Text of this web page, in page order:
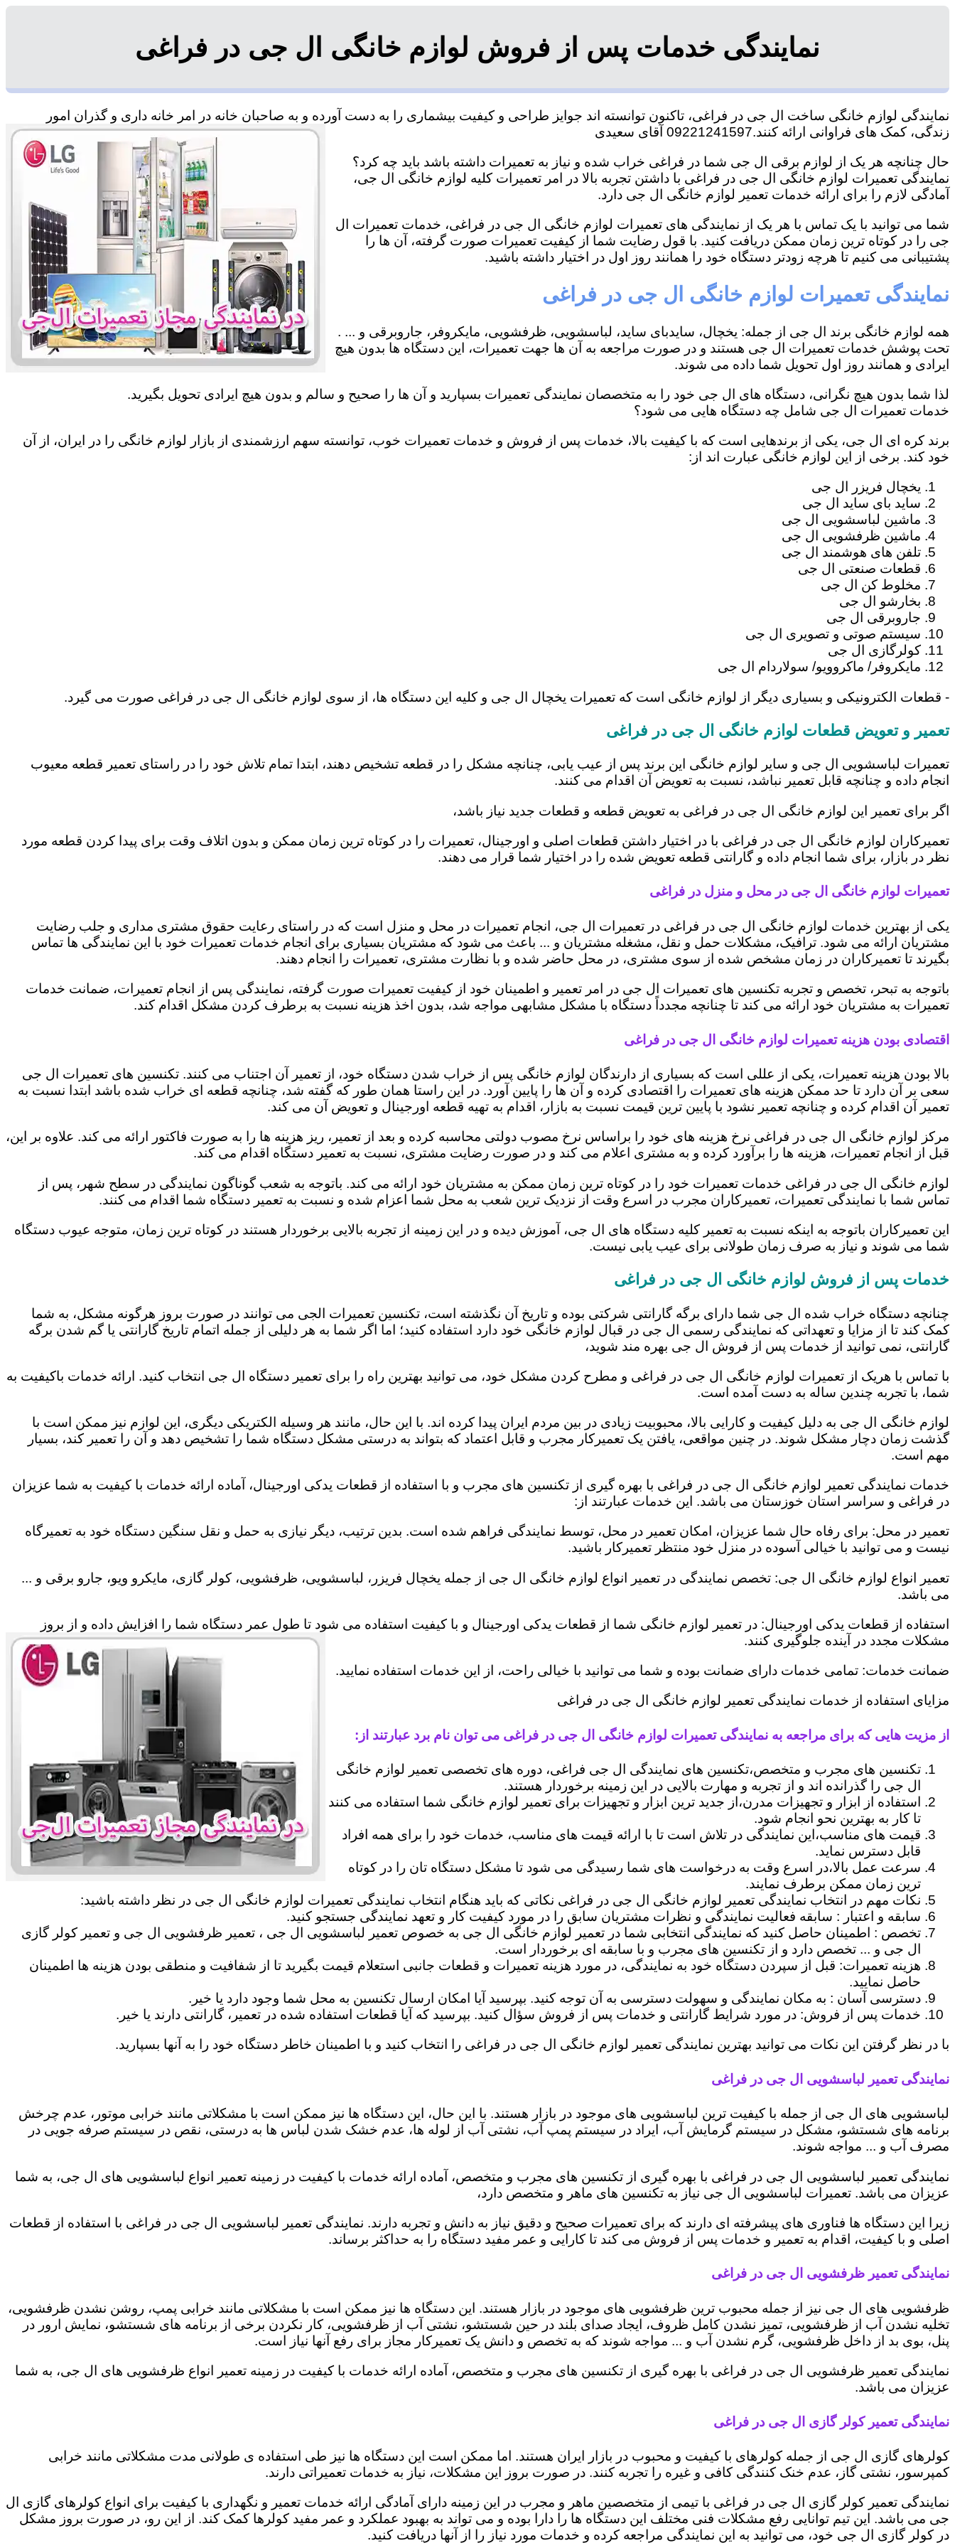
نمایندگی خدمات پس از فروش لوازم خانگی ال جی در فراغی
نمایندگی لوازم خانگی ساخت ال جی در فراغی، تاکنون توانسته اند جوایز طراحی و کیفیت بیشماری را به دست آورده و به صاحبان خانه در امر خانه داری و گذران امور
زندگی، کمک های فراوانی ارائه کنند.09221241597 آقای سعیدی
حال چنانچه هر یک از لوازم برقی ال جی شما در فراغی خراب شده و نیاز به تعمیرات داشته باشد باید چه کرد؟
نمایندگی تعمیرات لوازم خانگی ال جی در فراغی با داشتن تجربه بالا در امر تعمیرات کلیه لوازم خانگی ال جی،
آمادگی لازم را برای ارائه خدمات تعمیر لوازم خانگی ال جی دارد.
شما می توانید با یک تماس با هر یک از نمایندگی های تعمیرات لوازم خانگی ال جی در فراغی، خدمات تعمیرات ال
جی را در کوتاه ترین زمان ممکن دریافت کنید. با قول رضایت شما از کیفیت تعمیرات صورت گرفته، آن ها را
پشتیبانی می کنیم تا هرچه زودتر دستگاه خود را همانند روز اول در اختیار داشته باشید.
نمایندگی تعمیرات لوازم خانگی ال جی در فراغی
همه لوازم خانگی برند ال جی از جمله: یخچال، سایدبای ساید، لباسشویی، ظرفشویی، مایکروفر، جاروبرقی و ... .
تحت پوشش خدمات تعمیرات ال جی هستند و در صورت مراجعه به آن ها جهت تعمیرات، این دستگاه ها بدون هیچ
ایرادی و همانند روز اول تحویل شما داده می شوند.
لذا شما بدون هیچ نگرانی، دستگاه های ال جی خود را به متخصصان نمایندگی تعمیرات بسپارید و آن ها را صحیح و سالم و بدون هیچ ایرادی تحویل بگیرید.
خدمات تعمیرات ال جی شامل چه دستگاه هایی می شود؟
برند کره ای ال جی، یکی از برندهایی است که با کیفیت بالا، خدمات پس از فروش و خدمات تعمیرات خوب، توانسته سهم ارزشمندی از بازار لوازم خانگی را در ایران، از آن
خود کند. برخی از این لوازم خانگی عبارت اند از:
یخچال فریزر ال جی
ساید بای ساید ال جی
ماشین لباسشویی ال جی
ماشین ظرفشویی ال جی
تلفن های هوشمند ال جی
قطعات صنعتی ال جی
مخلوط کن ال جی
بخارشو ال جی
جاروبرقی ال جی
سیستم صوتی و تصویری ال جی
کولرگازی ال جی
مایکروفر/ ماکروویو/ سولاردام ال جی
- قطعات الکترونیکی و بسیاری دیگر از لوازم خانگی است که تعمیرات یخچال ال جی و کلیه این دستگاه ها، از سوی لوازم خانگی ال جی در فراغی صورت می گیرد.
تعمیر و تعویض قطعات لوازم خانگی ال جی در فراغی
تعمیرات لباسشویی ال جی و سایر لوازم خانگی این برند پس از عیب یابی، چنانچه مشکل را در قطعه تشخیص دهند، ابتدا تمام تلاش خود را در راستای تعمیر قطعه معیوب
انجام داده و چنانچه قابل تعمیر نباشد، نسبت به تعویض آن اقدام می کنند.
اگر برای تعمیر این لوازم خانگی ال جی در فراغی به تعویض قطعه و قطعات جدید نیاز باشد،
تعمیرکاران لوازم خانگی ال جی در فراغی با در اختیار داشتن قطعات اصلی و اورجینال، تعمیرات را در کوتاه ترین زمان ممکن و بدون اتلاف وقت برای پیدا کردن قطعه مورد
نظر در بازار، برای شما انجام داده و گارانتی قطعه تعویض شده را در اختیار شما قرار می دهند.
تعمیرات لوازم خانگی ال جی در محل و منزل در فراغی
یکی از بهترین خدمات لوازم خانگی ال جی در فراغی در تعمیرات ال جی، انجام تعمیرات در محل و منزل است که در راستای رعایت حقوق مشتری مداری و جلب رضایت
مشتریان ارائه می شود. ترافیک، مشکلات حمل و نقل، مشغله مشتریان و ... باعث می شود که مشتریان بسیاری برای انجام خدمات تعمیرات خود با این نمایندگی ها تماس
بگیرند تا تعمیرکاران در زمان مشخص شده از سوی مشتری، در محل حاضر شده و با نظارت مشتری، تعمیرات را انجام دهند.
باتوجه به تبحر، تخصص و تجربه تکنسین های تعمیرات ال جی در امر تعمیر و اطمینان خود از کیفیت تعمیرات صورت گرفته، نمایندگی پس از انجام تعمیرات، ضمانت خدمات
تعمیرات به مشتریان خود ارائه می کند تا چنانچه مجدداً دستگاه با مشکل مشابهی مواجه شد، بدون اخذ هزینه نسبت به برطرف کردن مشکل اقدام کند.
اقتصادی بودن هزینه تعمیرات لوازم خانگی ال جی در فراغی
بالا بودن هزینه تعمیرات، یکی از عللی است که بسیاری از دارندگان لوازم خانگی پس از خراب شدن دستگاه خود، از تعمیر آن اجتناب می کنند. تکنسین های تعمیرات ال جی
سعی بر آن دارد تا حد ممکن هزینه های تعمیرات را اقتصادی کرده و آن ها را پایین آورد. در این راستا همان طور که گفته شد، چنانچه قطعه ای خراب شده باشد ابتدا نسبت به
تعمیر آن اقدام کرده و چنانچه تعمیر نشود با پایین ترین قیمت نسبت به بازار، اقدام به تهیه قطعه اورجینال و تعویض آن می کند.
مرکز لوازم خانگی ال جی در فراغی نرخ هزینه های خود را براساس نرخ مصوب دولتی محاسبه کرده و بعد از تعمیر، ریز هزینه ها را به صورت فاکتور ارائه می کند. علاوه بر این،
قبل از انجام تعمیرات، هزینه ها را برآورد کرده و به مشتری اعلام می کند و در صورت رضایت مشتری، نسبت به تعمیر دستگاه اقدام می کند.
لوازم خانگی ال جی در فراغی خدمات تعمیرات خود را در کوتاه ترین زمان ممکن به مشتریان خود ارائه می کند. باتوجه به شعب گوناگون نمایندگی در سطح شهر، پس از
تماس شما با نمایندگی تعمیرات، تعمیرکاران مجرب در اسرع وقت از نزدیک ترین شعب به محل شما اعزام شده و نسبت به تعمیر دستگاه شما اقدام می کنند.
این تعمیرکاران باتوجه به اینکه نسبت به تعمیر کلیه دستگاه های ال جی، آموزش دیده و در این زمینه از تجربه بالایی برخوردار هستند در کوتاه ترین زمان، متوجه عیوب دستگاه
شما می شوند و نیاز به صرف زمان طولانی برای عیب یابی نیست.
خدمات پس از فروش لوازم خانگی ال جی در فراغی
چنانچه دستگاه خراب شده ال جی شما دارای برگه گارانتی شرکتی بوده و تاریخ آن نگذشته است، تکنسین تعمیرات الجی می توانند در صورت بروز هرگونه مشکل، به شما
کمک کند تا از مزایا و تعهداتی که نمایندگی رسمی ال جی در قبال لوازم خانگی خود دارد استفاده کنید؛ اما اگر شما به هر دلیلی از جمله اتمام تاریخ گارانتی یا گم شدن برگه
گارانتی، نمی توانید از خدمات پس از فروش ال جی بهره مند شوید،
با تماس با هریک از تعمیرات لوازم خانگی ال جی در فراغی و مطرح کردن مشکل خود، می توانید بهترین راه را برای تعمیر دستگاه ال جی انتخاب کنید. ارائه خدمات باکیفیت به
شما، با تجربه چندین ساله به دست آمده است.
لوازم خانگی ال جی به دلیل کیفیت و کارایی بالا، محبوبیت زیادی در بین مردم ایران پیدا کرده اند. با این حال، مانند هر وسیله الکتریکی دیگری، این لوازم نیز ممکن است با
گذشت زمان دچار مشکل شوند. در چنین مواقعی، یافتن یک تعمیرکار مجرب و قابل اعتماد که بتواند به درستی مشکل دستگاه شما را تشخیص دهد و آن را تعمیر کند، بسیار
مهم است.
خدمات نمایندگی تعمیر لوازم خانگی ال جی در فراغی با بهره گیری از تکنسین های مجرب و با استفاده از قطعات یدکی اورجینال، آماده ارائه خدمات با کیفیت به شما عزیزان
در فراغی و سراسر استان خوزستان می باشد. این خدمات عبارتند از:
تعمیر در محل: برای رفاه حال شما عزیزان، امکان تعمیر در محل، توسط نمایندگی فراهم شده است. بدین ترتیب، دیگر نیازی به حمل و نقل سنگین دستگاه خود به تعمیرگاه
نیست و می توانید با خیالی آسوده در منزل خود منتظر تعمیرکار باشید.
تعمیر انواع لوازم خانگی ال جی: تخصص نمایندگی در تعمیر انواع لوازم خانگی ال جی از جمله یخچال فریزر، لباسشویی، ظرفشویی، کولر گازی، مایکرو ویو، جارو برقی و ...
می باشد.
استفاده از قطعات یدکی اورجینال: در تعمیر لوازم خانگی شما از قطعات یدکی اورجینال و با کیفیت استفاده می شود تا طول عمر دستگاه شما را افزایش داده و از بروز
مشکلات مجدد در آینده جلوگیری کنند.
ضمانت خدمات: تمامی خدمات دارای ضمانت بوده و شما می توانید با خیالی راحت، از این خدمات استفاده نمایید.
مزایای استفاده از خدمات نمایندگی تعمیر لوازم خانگی ال جی در فراغی
از مزیت هایی که برای مراجعه به نمایندگی تعمیرات لوازم خانگی ال جی در فراغی می توان نام برد عبارتند از:
تکنسین های مجرب و متخصص،تکنسین های نمایندگی ال جی فراغی، دوره های تخصصی تعمیر لوازم خانگی
ال جی را گذرانده اند و از تجربه و مهارت بالایی در این زمینه برخوردار هستند.
استفاده از ابزار و تجهیزات مدرن،از جدید ترین ابزار و تجهیزات برای تعمیر لوازم خانگی شما استفاده می کنند
تا کار به بهترین نحو انجام شود.
قیمت های مناسب،این نمایندگی در تلاش است تا با ارائه قیمت های مناسب، خدمات خود را برای همه افراد
قابل دسترس نماید.
سرعت عمل بالا،در اسرع وقت به درخواست های شما رسیدگی می شود تا مشکل دستگاه تان را در کوتاه
ترین زمان ممکن برطرف نمایند.
نکات مهم در انتخاب نمایندگی تعمیر لوازم خانگی ال جی در فراغی نکاتی که باید هنگام انتخاب نمایندگی تعمیرات لوازم خانگی ال جی در نظر داشته باشید:
سابقه و اعتبار : سابقه فعالیت نمایندگی و نظرات مشتریان سابق را در مورد کیفیت کار و تعهد نمایندگی جستجو کنید.
تخصص : اطمینان حاصل کنید که نمایندگی انتخابی شما در تعمیر لوازم خانگی ال جی به خصوص تعمیر لباسشویی ال جی ، تعمیر ظرفشویی ال جی و تعمیر کولر گازی
ال جی و ... تخصص دارد و از تکنسین های مجرب و با سابقه ای برخوردار است.
هزینه تعمیرات: قبل از سپردن دستگاه خود به نمایندگی، در مورد هزینه تعمیرات و قطعات جانبی استعلام قیمت بگیرید تا از شفافیت و منطقی بودن هزینه ها اطمینان
حاصل نمایید.
دسترسی آسان : به مکان نمایندگی و سهولت دسترسی به آن توجه کنید. بپرسید آیا امکان ارسال تکنسین به محل شما وجود دارد یا خیر.
خدمات پس از فروش: در مورد شرایط گارانتی و خدمات پس از فروش سؤال کنید. بپرسید که آیا قطعات استفاده شده در تعمیر، گارانتی دارند یا خیر.
با در نظر گرفتن این نکات می توانید بهترین نمایندگی تعمیر لوازم خانگی ال جی در فراغی را انتخاب کنید و با اطمینان خاطر دستگاه خود را به آنها بسپارید.
نمایندگی تعمیر لباسشویی ال جی در فراغی
لباسشویی های ال جی از جمله با کیفیت ترین لباسشویی های موجود در بازار هستند. با این حال، این دستگاه ها نیز ممکن است با مشکلاتی مانند خرابی موتور، عدم چرخش
برنامه های شستشو، مشکل در سیستم گرمایش آب، ایراد در سیستم پمپ آب، نشتی آب از لوله ها، عدم خشک شدن لباس ها به درستی، نقص در سیستم صرفه جویی در
مصرف آب و ... مواجه شوند.
نمایندگی تعمیر لباسشویی ال جی در فراغی با بهره گیری از تکنسین های مجرب و متخصص، آماده ارائه خدمات با کیفیت در زمینه تعمیر انواع لباسشویی های ال جی، به شما
عزیزان می باشد. تعمیرات لباسشویی ال جی نیاز به تکنسین های ماهر و متخصص دارد،
زیرا این دستگاه ها فناوری های پیشرفته ای دارند که برای تعمیرات صحیح و دقیق نیاز به دانش و تجربه دارند. نمایندگی تعمیر لباسشویی ال جی در فراغی با استفاده از قطعات
اصلی و با کیفیت، اقدام به تعمیر و خدمات پس از فروش می کند تا کارایی و عمر مفید دستگاه را به حداکثر برساند.
نمایندگی تعمیر ظرفشویی ال جی در فراغی
ظرفشویی های ال جی نیز از جمله محبوب ترین ظرفشویی های موجود در بازار هستند. این دستگاه ها نیز ممکن است با مشکلاتی مانند خرابی پمپ، روشن نشدن ظرفشویی،
تخلیه نشدن آب از ظرفشویی، تمیز نشدن کامل ظروف، ایجاد صدای بلند در حین شستشو، نشتی آب از ظرفشویی، کار نکردن برخی از برنامه های شستشو، نمایش ارور در
پنل، بوی بد از داخل ظرفشویی، گرم نشدن آب و ... مواجه شوند که به تخصص و دانش یک تعمیرکار مجاز برای رفع آنها نیاز است.
نمایندگی تعمیر ظرفشویی ال جی در فراغی با بهره گیری از تکنسین های مجرب و متخصص، آماده ارائه خدمات با کیفیت در زمینه تعمیر انواع ظرفشویی های ال جی، به شما
عزیزان می باشد.
نمایندگی تعمیر کولر گازی ال جی در فراغی
کولرهای گازی ال جی از جمله کولرهای با کیفیت و محبوب در بازار ایران هستند. اما ممکن است این دستگاه ها نیز طی استفاده ی طولانی مدت مشکلاتی مانند خرابی
کمپرسور، نشتی گاز، عدم خنک کنندگی کافی و غیره را تجربه کنند. در صورت بروز این مشکلات، نیاز به خدمات تعمیراتی دارند.
نمایندگی تعمیر کولر گازی ال جی در فراغی با تیمی از متخصصین ماهر و مجرب در این زمینه دارای آمادگی ارائه خدمات تعمیر و نگهداری با کیفیت برای انواع کولرهای گازی ال
جی می باشد. این تیم توانایی رفع مشکلات فنی مختلف این دستگاه ها را دارا بوده و می تواند به بهبود عملکرد و عمر مفید کولرها کمک کند. از این رو، در صورت بروز مشکل
در کولر گازی ال جی خود، می توانید به این نمایندگی مراجعه کرده و خدمات مورد نیاز را از آنها دریافت کنید.